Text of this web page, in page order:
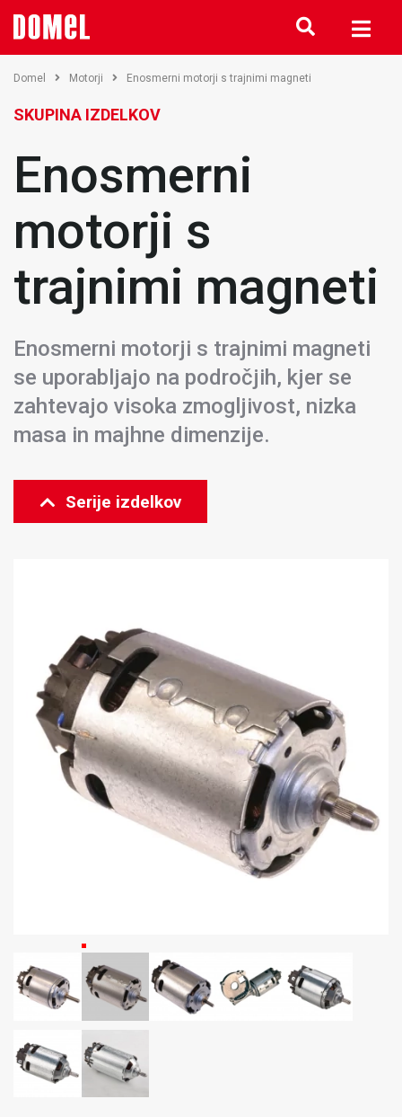
Domel Motorji Enosmerni motorji s trajnimi magneti
SKUPINA IZDELKOV
Enosmerni
motorji s
trajnimi magneti
Enosmerni motorji s trajnimi magneti
se uporabljajo na področjih, kjer se
zahtevajo visoka zmogljivost, nizka
masa in majhne dimenzije.
Serije izdelkov